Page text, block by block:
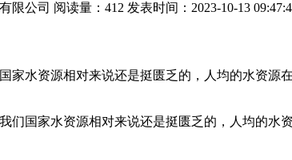
限公司 阅读量：412 发表时间：2023-10-13
家水资源相对来说还是挺匮乏的，人均的水资
国家水资源相对来说还是挺匮乏的，人均的水